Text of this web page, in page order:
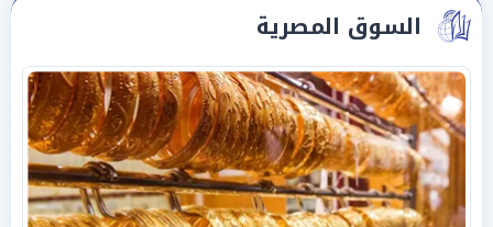
السوق المصرية